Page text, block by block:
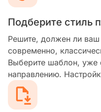
Подберите стиль
Решите, должен ли ваш
современно,
Выберите шаблон, уже
направлению.